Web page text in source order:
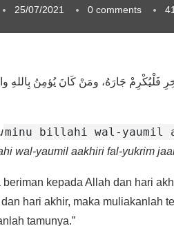
25/07/2021 0 comments
فَلْيُكْرِمْ جَارَهُ، ومَنْ كَانَ يُؤمِنُ بِاللهِ
minu billahi wal-yaumil
wal-yaumil aakhiri fal-yukrim
beriman kepada Allah dan hari
hari akhir, maka muliakanlah
tamunya.”